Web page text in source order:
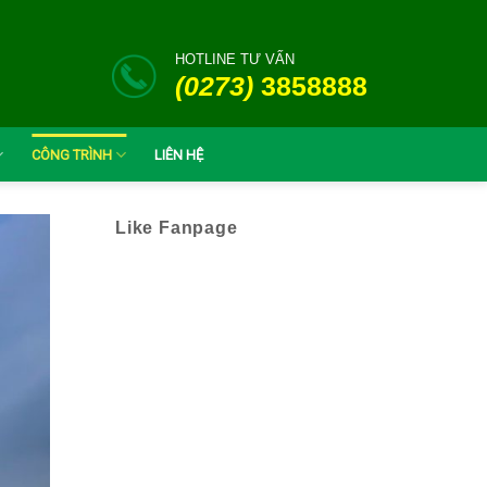
HOTLINE TƯ VẤN
(0273) 3858888
CÔNG TRÌNH LIÊN HỆ
Like Fanpage